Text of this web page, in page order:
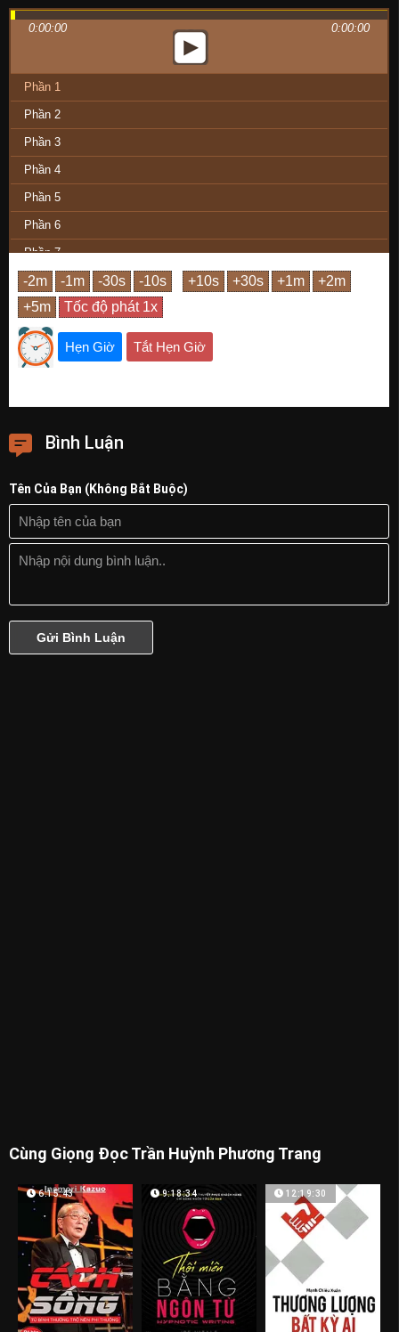
0:00:00 0:00:00
Phần 1
Phần 2
Phần 3
Phần 4
Phần 5
Phần 6
Phần 7
Phần Cuối
Hẹn Giờ Tắt Hẹn Giờ
Bình Luận
Tên Của Bạn (Không Bắt Buộc)
Cùng Giọng Đọc Trần Huỳnh Phương Trang
6:15:43 9:18:34 12:19:30